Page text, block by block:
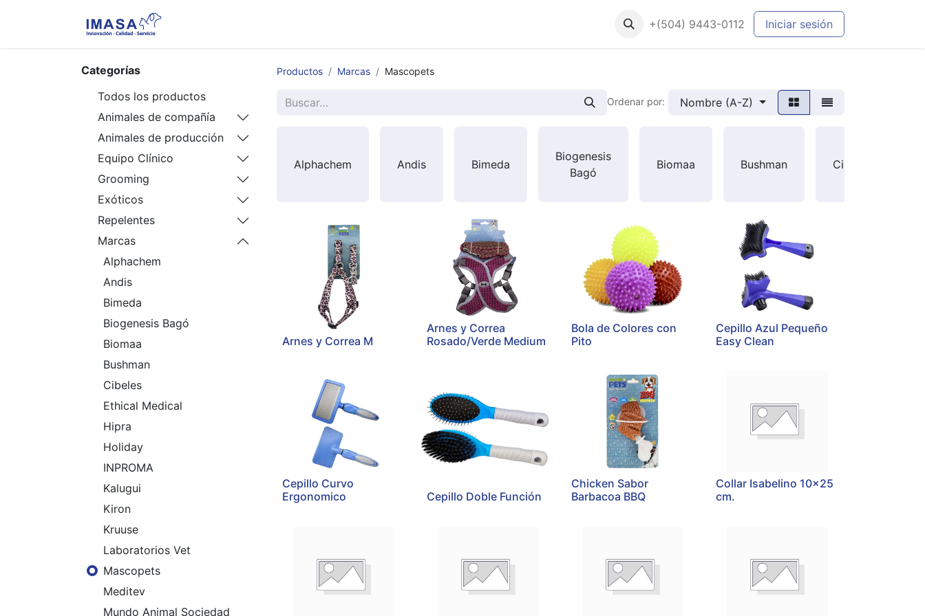
+(504) 9443-0112 Iniciar sesión
Categorías
Todos los productos
Animales de compañía
Animales de producción
Equipo Clínico
Grooming
Exóticos
Repelentes
Marcas
Alphachem
Andis
Bimeda
Biogenesis Bagó
Biomaa
Bushman
Cibeles
Ethical Medical
Hipra
Holiday
INPROMA
Kalugui
Kiron
Kruuse
Laboratorios Vet
Mascopets
Meditev
Mundo Animal Sociedad
Productos Marcas Mascopets
Ordenar por: Nombre (A-Z)
Alphachem Andis Bimeda
Biogenesis
Bagó
Biomaa Bushman Cibeles
Arnes y Correa M
Arnes y Correa
Rosado/Verde Medium
Bola de Colores con
Pito
Cepillo Azul Pequeño
Easy Clean
Cepillo Curvo
Ergonomico
Cepillo Doble Función
Chicken Sabor
Barbacoa BBQ
Collar Isabelino 10x25
cm.